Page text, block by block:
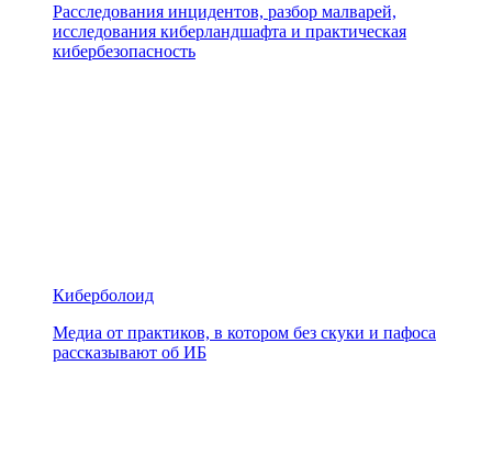
Расследования инцидентов, разбор малварей,
исследования киберландшафта и практическая
кибербезопасность
Киберболоид
Медиа от практиков, в котором без скуки и пафоса
рассказывают об ИБ